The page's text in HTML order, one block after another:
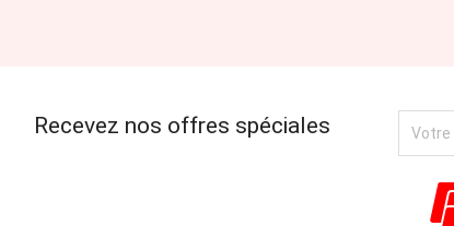
Recevez nos offres spéciales